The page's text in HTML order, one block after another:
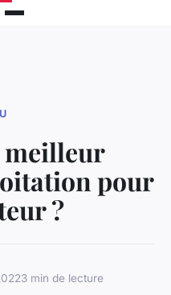
meilleur
pour
?
3 min de lecture